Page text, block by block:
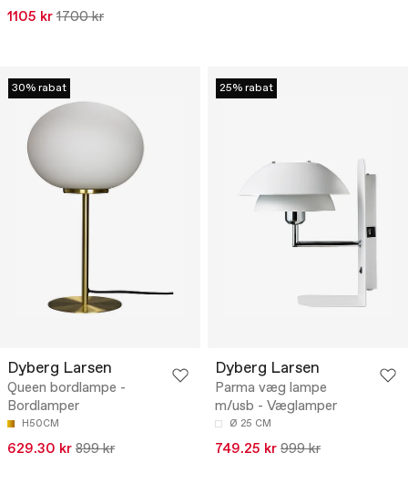
1105 kr 1700 kr
30% rabat
Dyberg Larsen
Queen bordlampe -
Bordlamper
H50CM
629.30 kr 899 kr
25% rabat
Dyberg Larsen
Parma væg lampe
m/usb - Væglamper
Ø 25 CM
749.25 kr 999 kr